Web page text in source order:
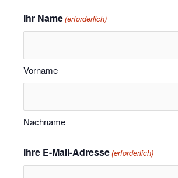
Ihr Name(erforderlich)
Vorname
Nachname
Ihre E-Mail-Adresse(erforderlich)